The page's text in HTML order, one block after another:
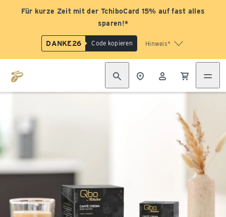
Für kurze Zeit mit der TchiboCard 15% auf fast alles
sparen!*
DANKE26 Code kopieren Hinweis*